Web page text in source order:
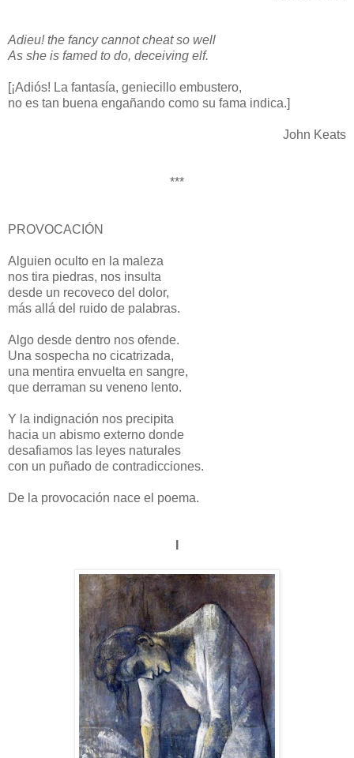
Adieu! the fancy cannot cheat so well
As she is famed to do, deceiving elf.
[¡Adiós! La fantasía, geniecillo embustero,
no es tan buena engañando como su fama indica.]
John Keats
***
PROVOCACIÓN
Alguien oculto en la maleza
nos tira piedras, nos insulta
desde un recoveco del dolor,
más allá del ruido de palabras.
Algo desde dentro nos ofende.
Una sospecha no cicatrizada,
una mentira envuelta en sangre,
que derraman su veneno lento.
Y la indignación nos precipita
hacia un abismo externo donde
desafiamos las leyes naturales
con un puñado de contradicciones.
De la provocación nace el poema.